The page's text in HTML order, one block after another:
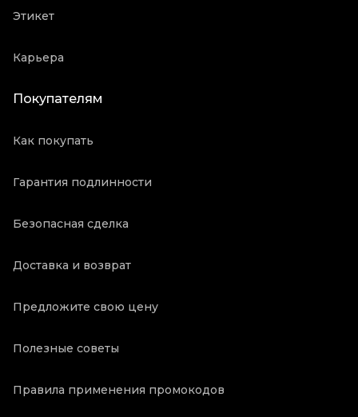
Этикет
Карьера
Покупателям
Как покупать
Гарантия подлинности
Безопасная сделка
Доставка и возврат
Предложите свою цену
Полезные советы
Правила применения промокодов